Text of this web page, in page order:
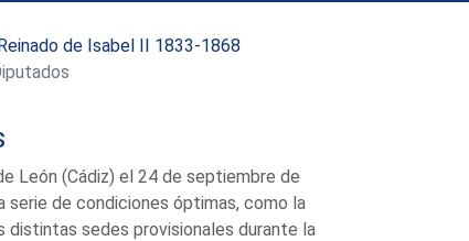
de Isabel II 1833-1868
León (Cádiz) el 24 de septiembre de
serie de condiciones óptimas, como la
distintas sedes provisionales durante la